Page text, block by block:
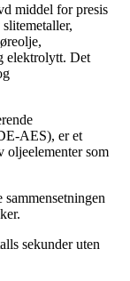
middel for presis
elektrolytt. Det
AES), er et
oljeelementer som
sekunder uten